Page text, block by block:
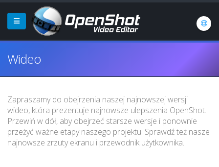
Wideo
Zapraszamy do obejrzenia naszej najnowszej wersji
wideo, która prezentuje najnowsze ulepszenia OpenShot.
Przewiń w dół, aby obejrzeć starsze wersje i ponownie
przeżyć ważne etapy naszego projektu! Sprawdź też nasze
najnowsze zrzuty ekranu i przewodnik użytkownika.